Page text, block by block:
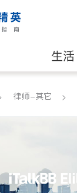
生活
律师
会计师
律师-其它